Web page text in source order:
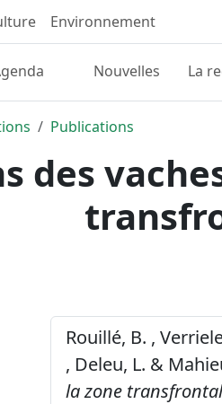
Environnement
Nouvelles La
Publications
des
Rouillé, B. ,
, Deleu, L. &
la zone